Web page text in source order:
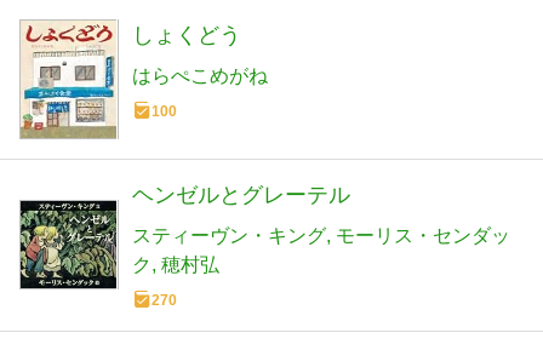
しょくどう
はらぺこめがね
100
ヘンゼルとグレーテル
スティーヴン・キング モーリス・センダッ
ク 穂村弘
270